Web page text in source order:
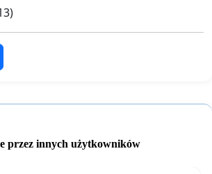
przez innych użytkowników